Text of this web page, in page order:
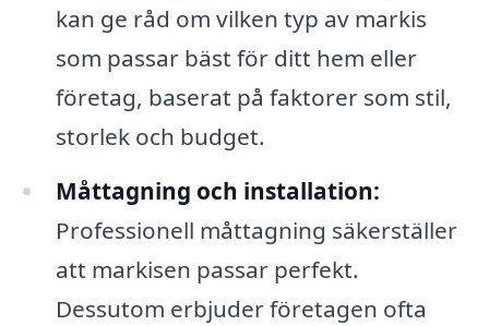
kan ge råd om vilken typ av markis
som passar bäst för ditt hem eller
företag, baserat på faktorer som stil,
storlek och budget.
Måttagning och installation:
Professionell måttagning säkerställer
att markisen passar perfekt.
Dessutom erbjuder företagen ofta